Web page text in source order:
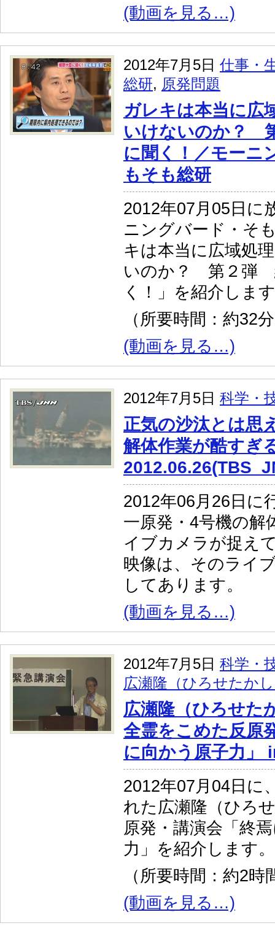
(動画を見る…)
2012年7月5日 仕事・
総研, 原発問題
ガレキは本当に広
いけないのか？
に聞く！／モーニ
もそも総研
2012年07月05日に
ニングバード・そ
キは本当に広域処
いのか？ 第２弾
く！」を紹介しま
（所要時間：約32
(動画を見る…)
2012年7月5日 科学・
正気の沙汰とは思
解体作業が酷すぎ
2012年06月26日に
一原発・4号機の解
イブカメラが捉え
映像は、そのライ
してあります。
(動画を見る…)
2012年7月5日 科学・
広瀬隆（ひろせたか
広瀬隆（ひろせた
全霊をこめた反原
に向かう原子力」
2012年07月04日に
れた広瀬隆（ひろ
原発・講演会「終
力」を紹介します。
（所要時間：約2時
(動画を見る…)